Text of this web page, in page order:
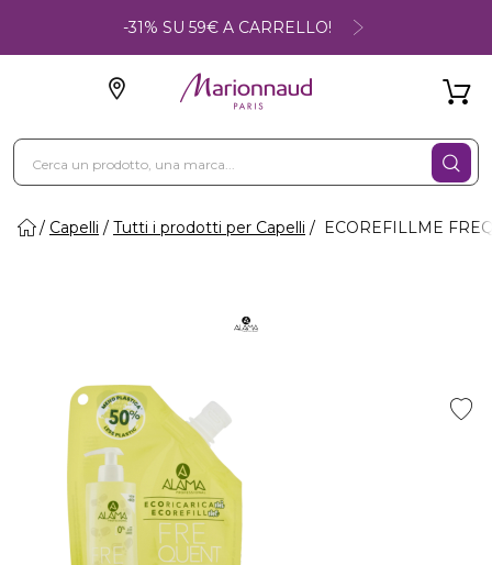
-31% SU 59€ A CARRELLO!
Capelli Tutti i prodotti per Capelli ECOREFILLME